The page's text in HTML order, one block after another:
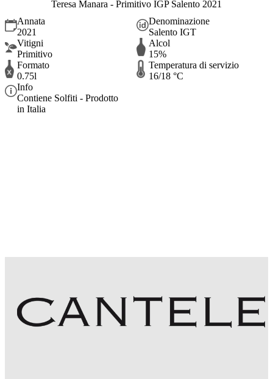
Teresa Manara - Primitivo IGP Salento 2021
Annata
2021
Denominazione
Salento IGT
Vitigni
Primitivo
Alcol
15%
Formato
0.75l
Temperatura di servizio
16/18 °C
Info
Contiene Solfiti - Prodotto
in Italia